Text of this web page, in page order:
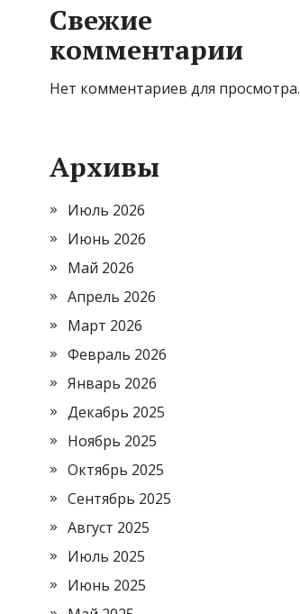
Свежие
комментарии
Нет комментариев для просмотра.
Архивы
Июль 2026
Июнь 2026
Май 2026
Апрель 2026
Март 2026
Февраль 2026
Январь 2026
Декабрь 2025
Ноябрь 2025
Октябрь 2025
Сентябрь 2025
Август 2025
Июль 2025
Июнь 2025